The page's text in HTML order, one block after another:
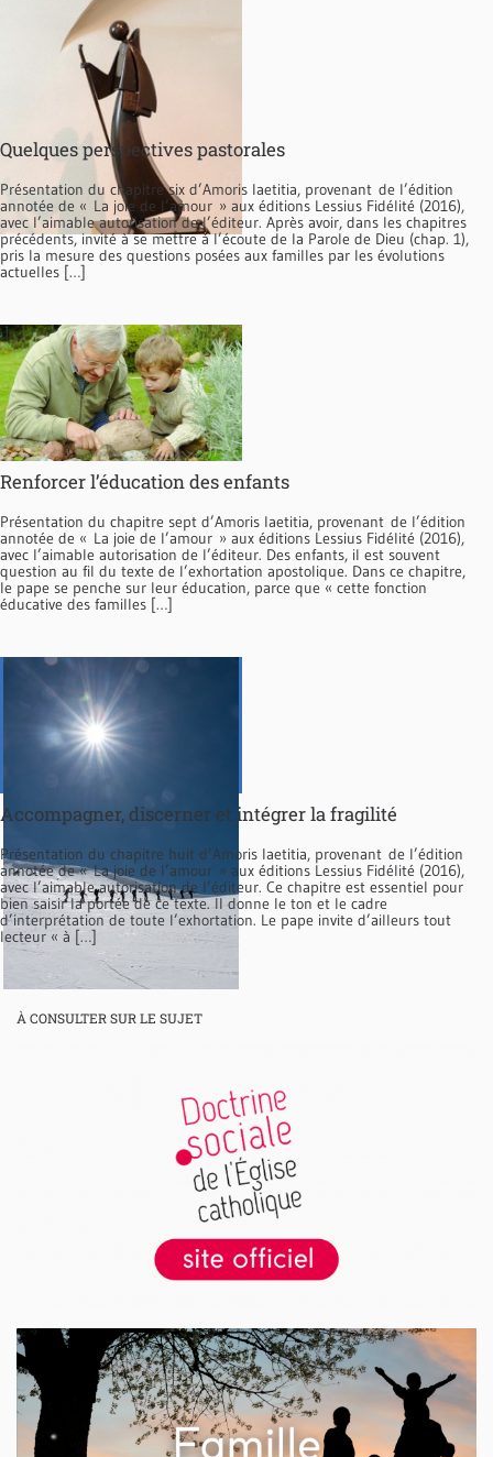
Quelques perspectives pastorales
Présentation du chapitre six d’Amoris laetitia, provenant de l’édition
annotée de « La joie de l’amour » aux éditions Lessius Fidélité (2016),
avec l’aimable autorisation de l’éditeur. Après avoir, dans les chapitres
précédents, invité à se mettre à l’écoute de la Parole de Dieu (chap. 1),
pris la mesure des questions posées aux familles par les évolutions
actuelles […]
Renforcer l’éducation des enfants
Présentation du chapitre sept d’Amoris laetitia, provenant de l’édition
annotée de « La joie de l’amour » aux éditions Lessius Fidélité (2016),
avec l’aimable autorisation de l’éditeur. Des enfants, il est souvent
question au fil du texte de l’exhortation apostolique. Dans ce chapitre,
le pape se penche sur leur éducation, parce que « cette fonction
éducative des familles […]
Accompagner, discerner et intégrer la fragilité
Présentation du chapitre huit d’Amoris laetitia, provenant de l’édition
annotée de « La joie de l’amour » aux éditions Lessius Fidélité (2016),
avec l’aimable autorisation de l’éditeur. Ce chapitre est essentiel pour
bien saisir la portée de ce texte. Il donne le ton et le cadre
d’interprétation de toute l’exhortation. Le pape invite d’ailleurs tout
lecteur « à […]
À CONSULTER SUR LE SUJET